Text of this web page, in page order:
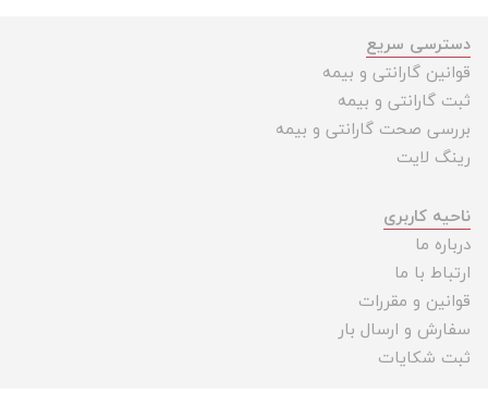
دسترسی سریع
قوانین گارانتی و بیمه
ثبت گارانتی و بیمه
بررسی صحت گارانتی و بیمه
رینگ لایت
ناحیه کاربری
درباره ما
ارتباط با ما
قوانین و مقررات
سفارش و ارسال بار
ثبت شکایات